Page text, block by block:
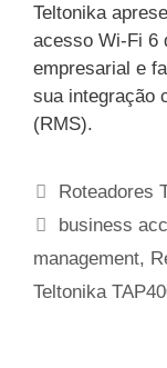
Teltonika
acesso Wi-Fi 6
empresarial e
sua integração
(RMS).
Categorias
Roteadores
Etiquetas
business
management,
Teltonika